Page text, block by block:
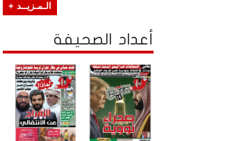
الـمـزيــد +
أعداد الصحيفة